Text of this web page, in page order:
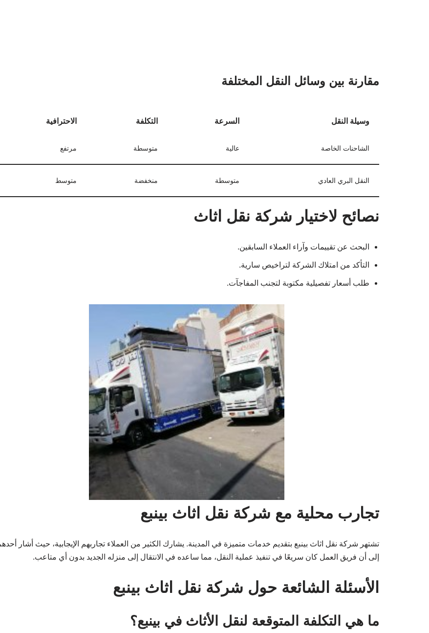
التأكد من امتلاك الشركة لتراخيص سارية.
تجارب محلية مع شركة نقل اثاث بينبع
تشتهر شركة نقل اثاث بينبع بتقديم خدمات متميزة في المدينة. يشارك الكثير من العملاء تجاربهم الإيجابية، حيث أشار أحدهم
إلى أن فريق العمل كان سريعًا في تنفيذ عملية النقل، مما ساعده في الانتقال إلى منزله الجديد بدون أي متاعب.
الأسئلة الشائعة حول شركة نقل اثاث بينبع
ما هي التكلفة المتوقعة لنقل الأثاث في بينبع؟
سعودي.